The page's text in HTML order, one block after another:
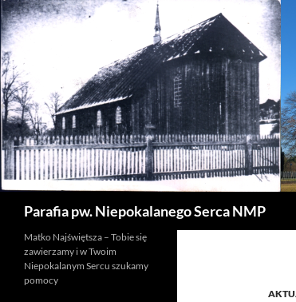
Parafia pw. Niepokalanego Serca NMP
Matko Najświętsza – Tobie się
zawierzamy i w Twoim
Niepokalanym Sercu szukamy
pomocy